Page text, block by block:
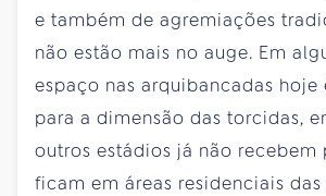
e também de agremiações
não estão mais no auge. Em
espaço nas arquibancadas hoje
para a dimensão das torcidas,
outros estádios já não recebem
ficam em áreas residenciais